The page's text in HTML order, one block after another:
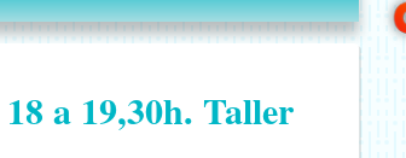
a 19,30h. Taller